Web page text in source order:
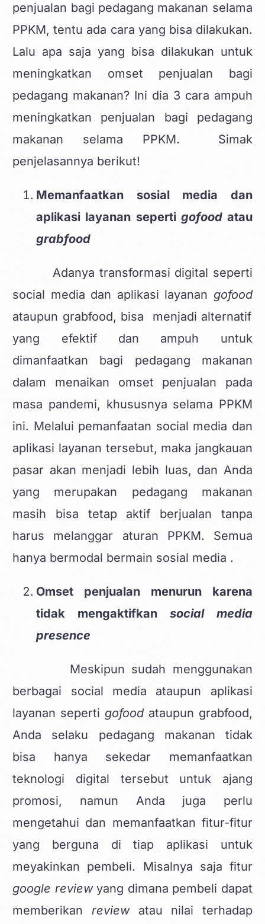
penjualan bagi pedagang makanan selama
PPKM, tentu ada cara yang bisa dilakukan.
Lalu apa saja yang bisa dilakukan untuk
meningkatkan omset penjualan bagi
pedagang makanan? Ini dia 3 cara ampuh
meningkatkan penjualan bagi pedagang
makanan selama PPKM. Simak
penjelasannya berikut!
Memanfaatkan sosial media dan
aplikasi layanan seperti gofoodatau
grabfood
Adanya transformasi digital seperti
social media dan aplikasi layanan gofood
ataupun grabfood, bisa menjadi alternatif
yang efektif dan ampuh untuk
dimanfaatkan bagi pedagang makanan
dalam menaikan omset penjualan pada
masa pandemi, khususnya selama PPKM
ini. Melalui pemanfaatan social media dan
aplikasi layanan tersebut, maka jangkauan
pasar akan menjadi lebih luas, dan Anda
yang merupakan pedagang makanan
masih bisa tetap aktif berjualan tanpa
harus melanggar aturan PPKM. Semua
hanya bermodal bermain sosial media .
Omset penjualan menurun karena
tidak mengaktifkan social media
presence
Meskipun sudah menggunakan
berbagai social media ataupun aplikasi
layanan seperti gofood ataupun grabfood,
Anda selaku pedagang makanan tidak
bisa hanya sekedar memanfaatkan
teknologi digital tersebut untuk ajang
promosi, namun Anda juga perlu
mengetahui dan memanfaatkan fitur-fitur
yang berguna di tiap aplikasi untuk
meyakinkan pembeli. Misalnya saja fitur
google reviewyang dimana pembeli dapat
memberikan review atau nilai terhadap